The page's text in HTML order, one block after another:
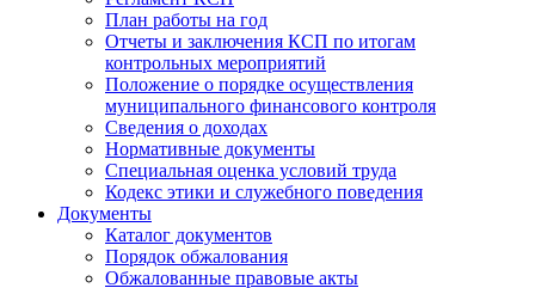
План работы на год
Отчеты и заключения КСП по итогам
контрольных мероприятий
Положение о порядке осуществления
муниципального финансового контроля
Сведения о доходах
Нормативные документы
Специальная оценка условий труда
Кодекс этики и служебного поведения
Документы
Каталог документов
Порядок обжалования
Обжалованные правовые акты